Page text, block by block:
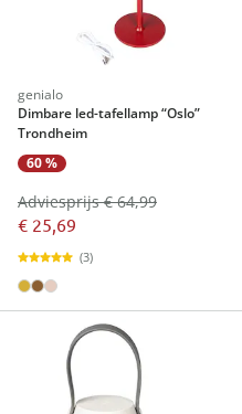
genialo
Dimbare led-tafellamp “Oslo”
Trondheim
60 %
€ 25,69
Adviesprijs € 64,99
(3)